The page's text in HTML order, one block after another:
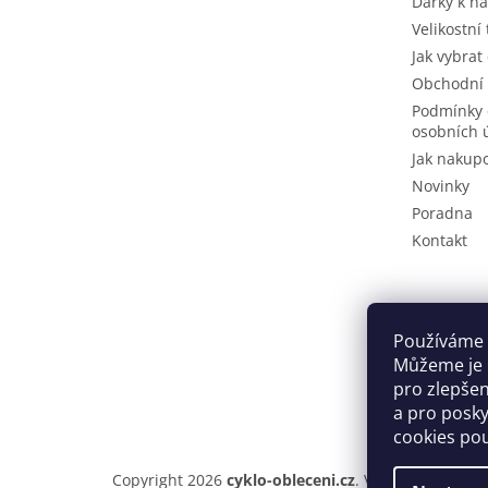
Používáme
Můžeme
pro
a pro
cookies
Velikostní
Jak
osobních
Jak
Novinky
Poradna
Kontakt
Copyright 2026 cyklo-obleceni.cz. Všechna práva